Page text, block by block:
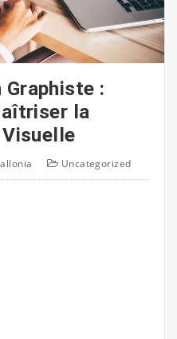
:
la
Uncategorized